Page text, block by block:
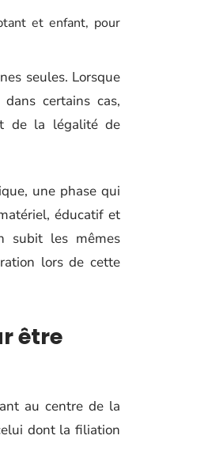
et enfant, pour
seules. Lorsque
certains cas,
de la légalité de
une phase qui
éducatif et
subit les mêmes
lors de cette
être
au centre de la
dont la filiation